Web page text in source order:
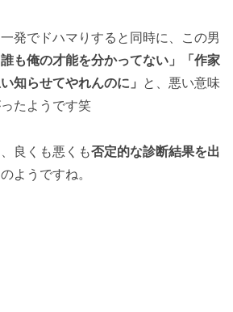
発でドハマりすると同時に、この男
誰も俺の才能を分かってない」「作家
知らせてやれんのに」 と、悪い意味
たようです笑
良くも悪くも否定的な診断結果を出
ようですね。